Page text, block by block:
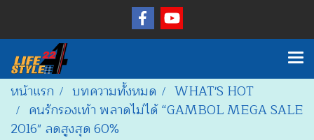
หน้าแรก บทความทั้งหมด
WHAT'S HOT
คนรักรองเท้า พลาดไม่ได้ “GAMBOL MEGA SALE
2016" ลดสูงสุด 60%